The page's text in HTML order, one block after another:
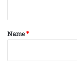
*
Name*